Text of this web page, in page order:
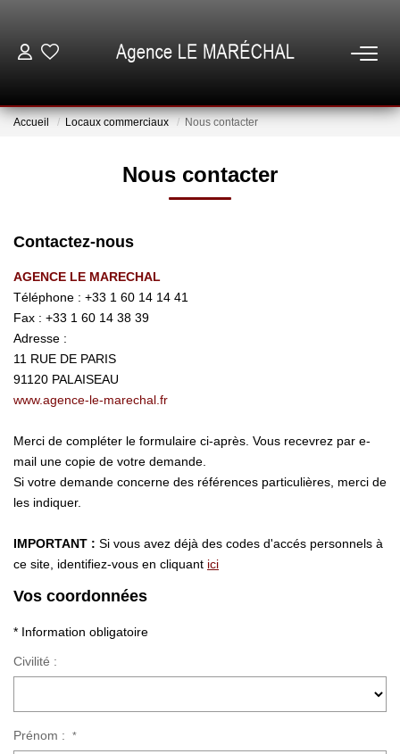
NOTRE AGENCE
GESTION
EN
Accueil Locaux commerciaux Nous contacter
Nous contacter
Contactez-nous
AGENCE LE MARECHAL
Téléphone : +33 1 60 14 14 41
Fax : +33 1 60 14 38 39
Adresse :
11 RUE DE PARIS
91120 PALAISEAU
www.agence-le-marechal.fr
Merci de compléter le formulaire ci-après. Vous recevrez par e-
mail une copie de votre demande.
Si votre demande concerne des références particulières, merci de
les indiquer.
IMPORTANT : Si vous avez déjà des codes d'accés personnels à
ce site, identifiez-vous en cliquant ici
Vos coordonnées
* Information obligatoire
Civilité :
Prénom : *